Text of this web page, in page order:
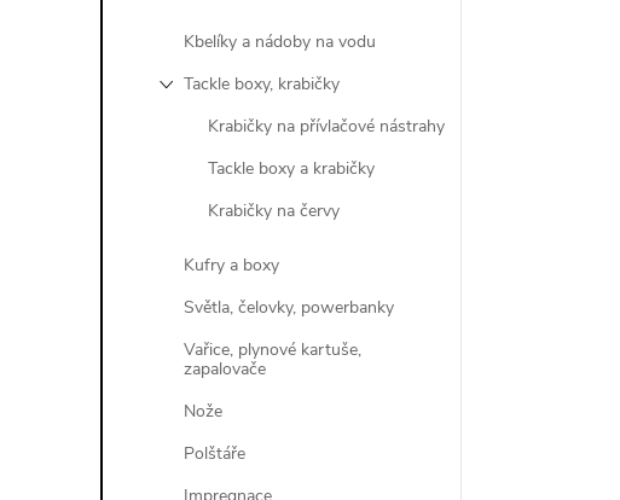
Kbelíky a nádoby na vodu
Tackle boxy, krabičky
Krabičky na přívlačové nástrahy
Tackle boxy a krabičky
Krabičky na červy
Kufry a boxy
Světla, čelovky, powerbanky
Vařice, plynové kartuše,
zapalovače
Nože
Polštáře